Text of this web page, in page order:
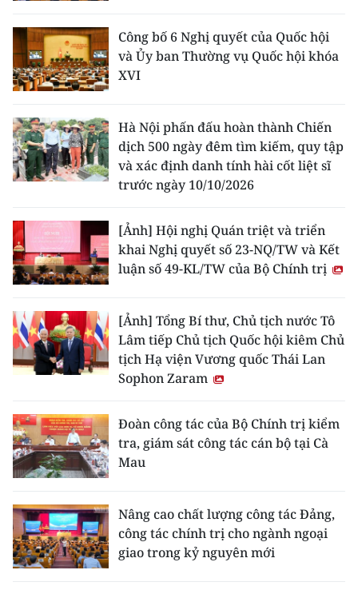
Công bố 6 Nghị quyết của Quốc hội
và Ủy ban Thường vụ Quốc hội khóa
XVI
Hà Nội phấn đấu hoàn thành Chiến
dịch 500 ngày đêm tìm kiếm, quy tập
và xác định danh tính hài cốt liệt sĩ
trước ngày 10/10/2026
[Ảnh] Hội nghị Quán triệt và triển
khai Nghị quyết số 23-NQ/TW và Kết
luận số 49-KL/TW của Bộ Chính trị
[Ảnh] Tổng Bí thư, Chủ tịch nước Tô
Lâm tiếp Chủ tịch Quốc hội kiêm Chủ
tịch Hạ viện Vương quốc Thái Lan
Sophon Zaram
Đoàn công tác của Bộ Chính trị kiểm
tra, giám sát công tác cán bộ tại Cà
Mau
Nâng cao chất lượng công tác Đảng,
công tác chính trị cho ngành ngoại
giao trong kỷ nguyên mới